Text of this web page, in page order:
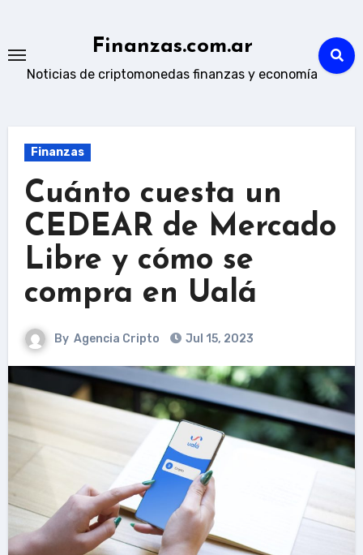
content
Finanzas.com.ar
Noticias de criptomonedas finanzas y economía
Finanzas
Cuánto cuesta un
CEDEAR de Mercado
Libre y cómo se
compra en Ualá
By Agencia Cripto Jul 15, 2023